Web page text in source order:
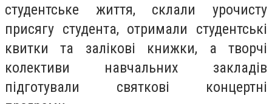
студентське життя, склали урочисту
присягу студента, отримали студентські
квитки та залікові книжки, а творчі
колективи навчальних закладів
підготували святкові концертні